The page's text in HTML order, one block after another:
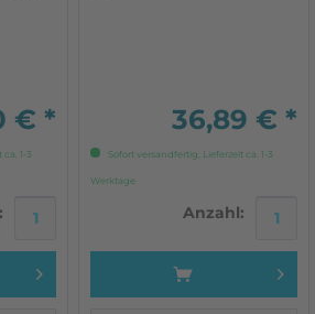
€ *
1-3
36,89 € *
Sofort versandfertig, Lieferzeit ca. 1-3
Werktage
Anzahl: